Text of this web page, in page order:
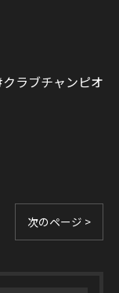
ラブチャンピオ
次のページ >